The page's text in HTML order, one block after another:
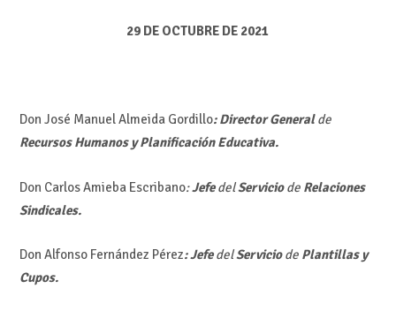
29 DE OCTUBRE DE 2021
Don José Manuel Almeida Gordillo: Director Generalde
Recursos Humanos y Planificación Educativa.
Don Carlos Amieba Escribano:JefedelServiciode Relaciones
Sindicales.
Don Alfonso Fernández Pérez: JefedelServiciodePlantillas y
Cupos.